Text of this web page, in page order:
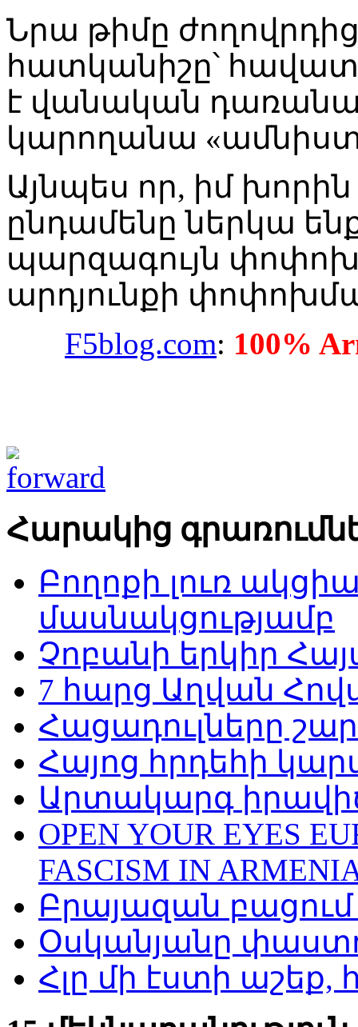
Նրա թիմը
հատկանիշը՝
է վանական
կարողանա
Այնպես որ, իմ
ընդամենը ներկա ենք
պարզագույն
արդյունքի
F5blog.com: 100%
Հարակից
Բողոքի լուռ
մասնակցությամբ
Չոբանի երկիր
7 հարց Աղվան
Հացադուլները
Հայոց հրդեհի
Արտակարգ
OPEN YOUR EYES
FASCISM IN
Բրայազան
Օսկանյանը
Հլը մի էստի աշեք,